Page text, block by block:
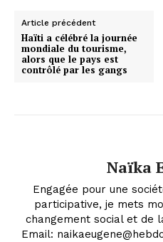
Article précédent
Haïti a célébré la journée
mondiale du tourisme,
alors que le pays est
contrôlé par les gangs
Naïka
Engagée pour une
participative, je mets
changement social et de
Email: